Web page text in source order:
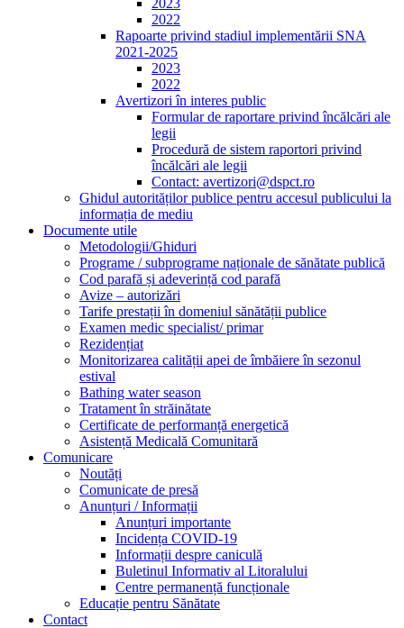
2023
2022
Rapoarte privind stadiul implementării SNA
2021-2025
2023
2022
Avertizori în interes public
Formular de raportare privind încălcări ale
legii
Procedură de sistem raportori privind
încălcări ale legii
Contact: avertizori@dspct.ro
Ghidul autorităților publice pentru accesul publicului la
informația de mediu
Documente utile
Metodologii/Ghiduri
Programe / subprograme naționale de sănătate publică
Cod parafă și adeverință cod parafă
Avize – autorizări
Tarife prestații în domeniul sănătății publice
Examen medic specialist/ primar
Rezidențiat
Monitorizarea calității apei de îmbăiere în sezonul
estival
Bathing water season
Tratament în străinătate
Certificate de performanță energetică
Asistență Medicală Comunitară
Comunicare
Noutăți
Comunicate de presă
Anunțuri / Informații
Anunțuri importante
Incidența COVID-19
Informații despre caniculă
Buletinul Informativ al Litoralului
Centre permanență funcționale
Educație pentru Sănătate
Contact